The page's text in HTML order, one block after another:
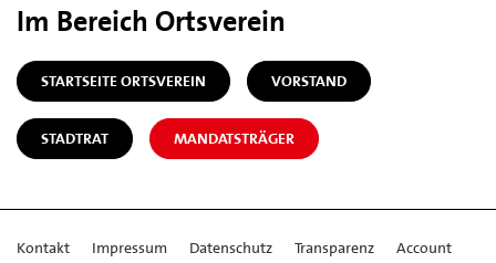
Im Bereich Ortsverein
STARTSEITE ORTSVEREIN VORSTAND
STADTRAT MANDATSTRÄGER
Kontakt Impressum Datenschutz Transparenz Account